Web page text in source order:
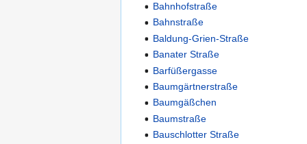
Bahnhofstraße
Bahnstraße
Baldung-Grien-Straße
Banater Straße
Barfüßergasse
Baumgärtnerstraße
Baumgäßchen
Baumstraße
Bauschlotter Straße